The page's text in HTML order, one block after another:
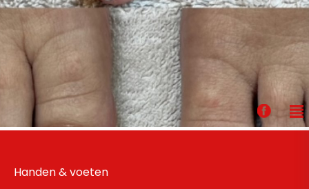
Handen & voeten